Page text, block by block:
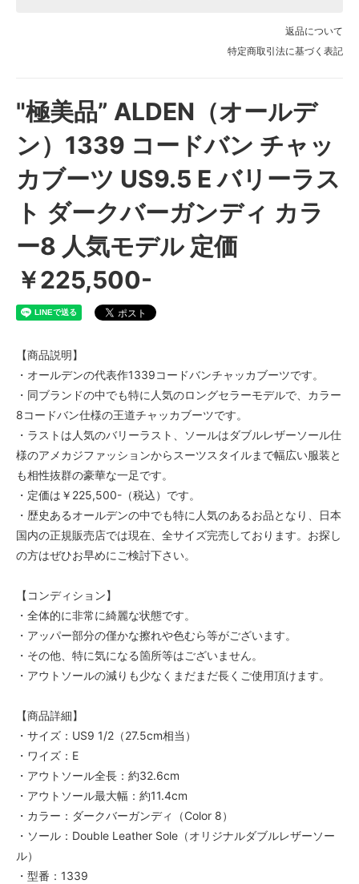
返品について
特定商取引法に基づく表記
"極美品” ALDEN（オールデ
ン）1339 コードバン チャッ
カブーツ US9.5 E バリーラス
ト ダークバーガンディ カラ
ー8 人気モデル 定価
￥225,500-
【商品説明】
・オールデンの代表作1339コードバンチャッカブーツです。
・同ブランドの中でも特に人気のロングセラーモデルで、カラー
8コードバン仕様の王道チャッカブーツです。
・ラストは人気のバリーラスト、ソールはダブルレザーソール仕
様のアメカジファッションからスーツスタイルまで幅広い服装と
も相性抜群の豪華な一足です。
・定価は￥225,500-（税込）です。
・歴史あるオールデンの中でも特に人気のあるお品となり、日本
国内の正規販売店では現在、全サイズ完売しております。お探し
の方はぜひお早めにご検討下さい。
【コンディション】
・全体的に非常に綺麗な状態です。
・アッパー部分の僅かな擦れや色むら等がございます。
・その他、特に気になる箇所等はございません。
・アウトソールの減りも少なくまだまだ長くご使用頂けます。
【商品詳細】
・サイズ：US9 1/2（27.5cm相当）
・ワイズ：E
・アウトソール全長：約32.6cm
・アウトソール最大幅：約11.4cm
・カラー：ダークバーガンディ（Color 8）
・ソール：Double Leather Sole（オリジナルダブルレザーソー
ル）
・型番：1339